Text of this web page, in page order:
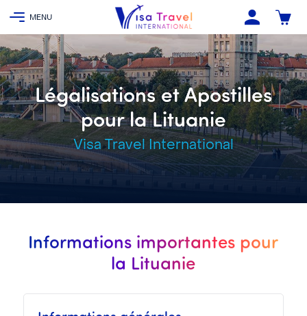
Légalisations et Apostilles
pour la Lituanie
Visa Travel International
Informations importantes pour
la Lituanie